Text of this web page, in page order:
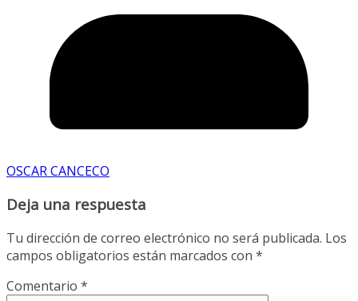
OSCAR CANCECO
Deja una respuesta
Tu dirección de correo electrónico no será publicada. Los
campos obligatorios están marcados con *
Comentario *